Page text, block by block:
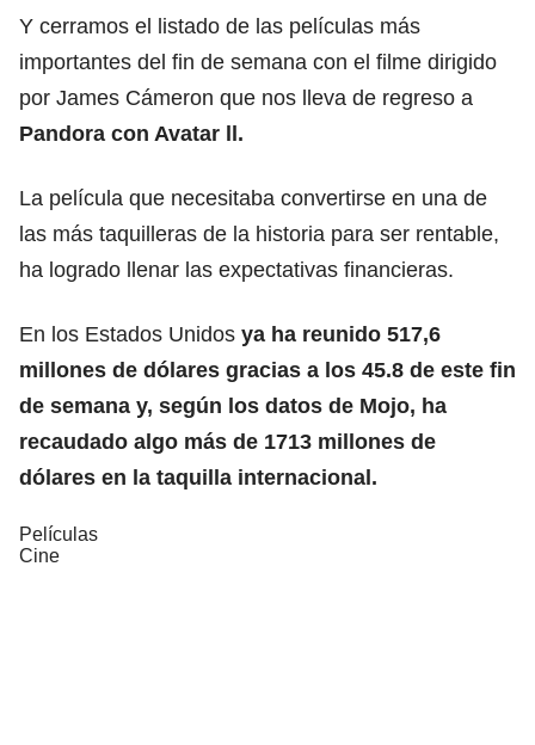
Y cerramos el listado de las películas más
importantes del fin de semana con el filme dirigido
por James Cámeron que nos lleva de regreso a
Pandora con Avatar ll.
La película que necesitaba convertirse en una de
las más taquilleras de la historia para ser rentable,
ha logrado llenar las expectativas financieras.
En los Estados Unidos ya ha reunido 517,6
millones de dólares gracias a los 45.8 de este fin
de semana y, según los datos de Mojo, ha
recaudado algo más de 1713 millones de
dólares en la taquilla internacional.
Películas
Cine